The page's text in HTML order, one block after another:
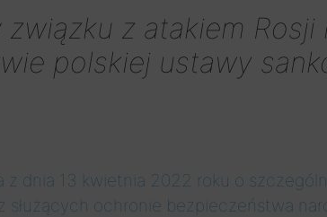
z atakiem Rosji
polskiej ustawy
z dnia 13 kwietnia 2022 roku o
służących ochronie bezpieczeństwa